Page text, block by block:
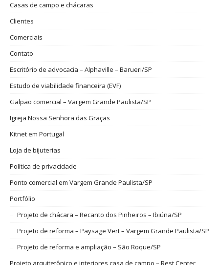
Casas de campo e chácaras
Clientes
Comerciais
Contato
Escritório de advocacia – Alphaville – Barueri/SP
Estudo de viabilidade financeira (EVF)
Galpão comercial – Vargem Grande Paulista/SP
Igreja Nossa Senhora das Graças
Kitnet em Portugal
Loja de bijuterias
Política de privacidade
Ponto comercial em Vargem Grande Paulista/SP
Portfólio
Projeto de chácara – Recanto dos Pinheiros – Ibiúna/SP
Projeto de reforma – Paysage Vert – Vargem Grande Paulista/SP
Projeto de reforma e ampliação – São Roque/SP
Projeto arquitetônico e interiores casa de campo – Rest Center